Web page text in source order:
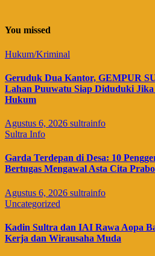
You missed
Hukum/Kriminal
Geruduk Dua Kantor, GEMPUR
Lahan Puuwatu Siap Diduduki
Hukum
Agustus 6, 2026 sultrainfo
Sultra Info
Garda Terdepan di Desa: 10
Bertugas Mengawal Asta Cita
Agustus 6, 2026 sultrainfo
Uncategorized
Kadin Sultra dan IAI Rawa Aopa
Kerja dan Wirausaha Muda